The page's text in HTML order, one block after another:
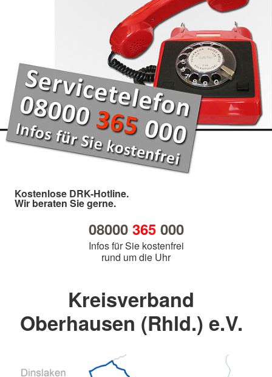
Kostenlose DRK-Hotline.
Wir beraten Sie gerne.
08000 365000
Infos für Sie kostenfrei
rund um die Uhr
Kreisverband
Oberhausen (Rhld.) e.V.